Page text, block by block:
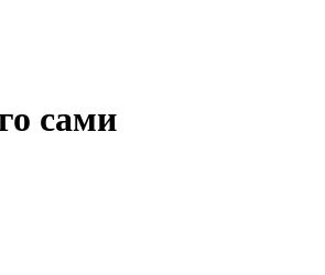
сами